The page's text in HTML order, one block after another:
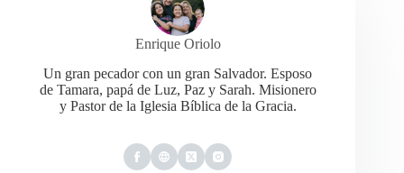
Enrique Oriolo
Un gran pecador con un gran Salvador. Esposo
de Tamara, papá de Luz, Paz y Sarah. Misionero
y Pastor de la Iglesia Bíblica de la Gracia.